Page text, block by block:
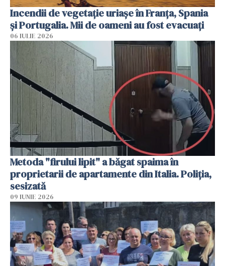
Incendii de vegetație uriașe în Franța, Spania
și Portugalia. Mii de oameni au fost evacuați
06 IULIE 2026
Metoda "firului lipit" a băgat spaima în
proprietarii de apartamente din Italia. Poliția,
sesizată
09 IUNIE 2026